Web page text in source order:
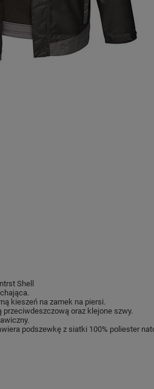
Shell
kieszeń na zamek na piersi.
przeciwdeszczową oraz klejone szwy.
podszewkę z siatki 100% poliester